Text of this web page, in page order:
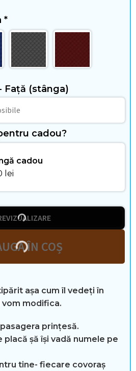
*
Față (stânga)
cadou?
cadou
lei
ÎN COȘ
așa cum îl vedeți în
vom modifica.
prințesă.
placă șă își vadă numele pe
tine- fiecare covoraș